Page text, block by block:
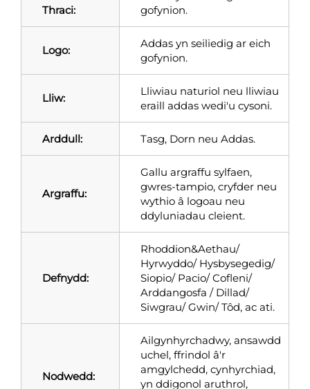
Thraci:
gofynion.
Logo:
Addas yn seiliedig ar eich
gofynion.
Lliw:
Lliwiau naturiol neu lliwiau
eraill addas wedi'u cysoni.
Arddull: Tasg, Dorn neu Addas.
Argraffu:
Gallu argraffu sylfaen,
gwres-tampio, cryfder neu
wythio â logoau neu
ddyluniadau cleient.
Defnydd:
Rhoddion&Aethau/
Hyrwyddo/ Hysbysegedig/
Siopio/ Pacio/ Cofleni/
Arddangosfa / Dillad/
Siwgrau/ Gwin/ Tôd, ac ati.
Nodwedd:
Ailgynhyrchadwy, ansawdd
uchel, ffrindol â'r
amgylchedd, cynhyrchiad,
yn ddigonol aruthrol,